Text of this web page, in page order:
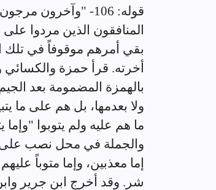
قوله: 106- "وآخرون
المنافقون الذين مردوا على
بقي أمرهم موقوفاً في تلك
أخرته. قرأ حمزة
بالهمزة المضمومة بعد
ولا بعدمها، بل هم على ما
ما هم عليه ولم يتوبوا
والجملة في محل نصب على
إما معذبين، وإما متوباً
شر. وقد أخرج ابن جرير